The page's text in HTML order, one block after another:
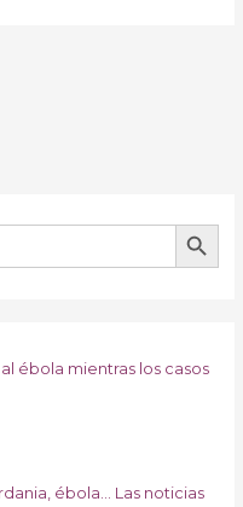
BOTÓN DE
ébola mientras los casos
ébola… Las noticias